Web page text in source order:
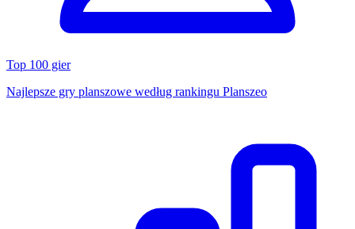
Top 100 gier
Najlepsze gry planszowe według rankingu Planszeo